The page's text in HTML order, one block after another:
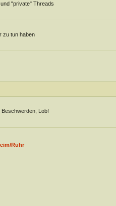
"private" Threads
zu tun haben
Lob!
Ruhr